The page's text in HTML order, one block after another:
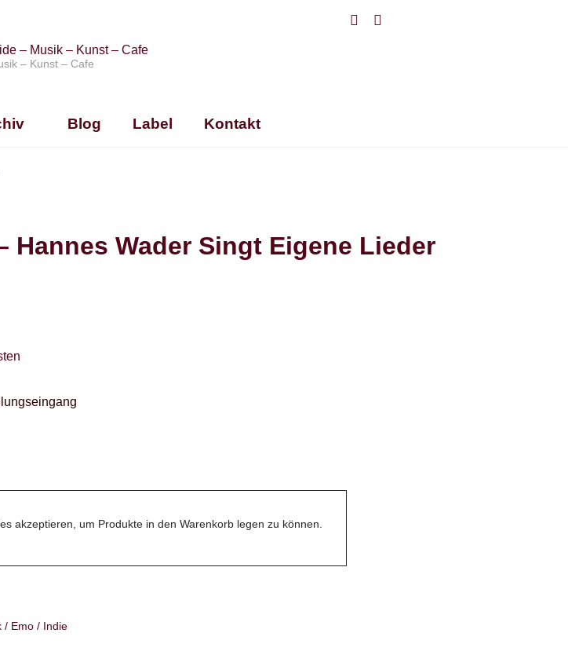
– Kunst – Cafe
Blog Label Kontakt
Hannes Wader Singt Eigene Lieder
akzeptieren, um Produkte in den Warenkorb legen zu können.
/ Emo / Indie